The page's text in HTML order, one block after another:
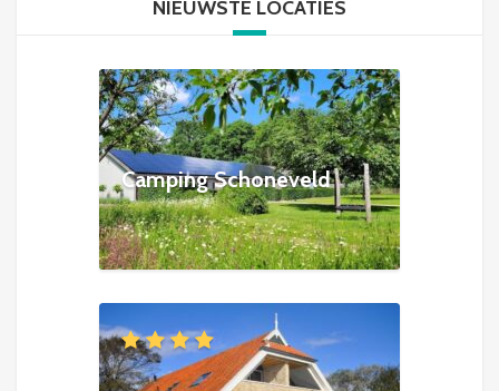
NIEUWSTE LOCATIES
Camping Schoneveld